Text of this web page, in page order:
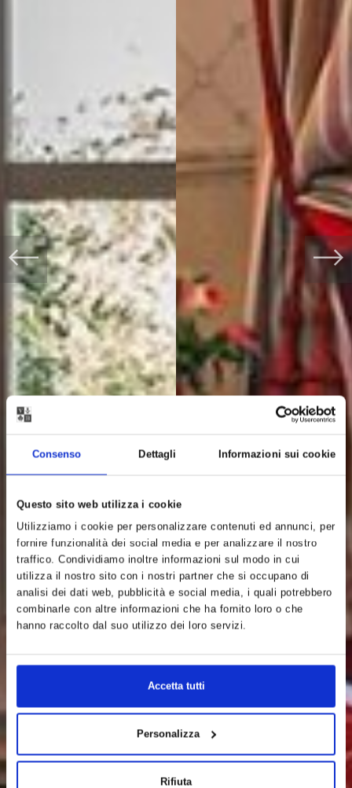
Consenso Dettagli Informazioni sui cookie
Questo sito web utilizza i cookie
Utilizziamo i cookie per personalizzare contenuti ed annunci, per
fornire funzionalità dei social media e per analizzare il nostro
traffico. Condividiamo inoltre informazioni sul modo in cui
utilizza il nostro sito con i nostri partner che si occupano di
analisi dei dati web, pubblicità e social media, i quali potrebbero
combinarle con altre informazioni che ha fornito loro o che
hanno raccolto dal suo utilizzo dei loro servizi.
Accetta tutti
Personalizza
Rifiuta